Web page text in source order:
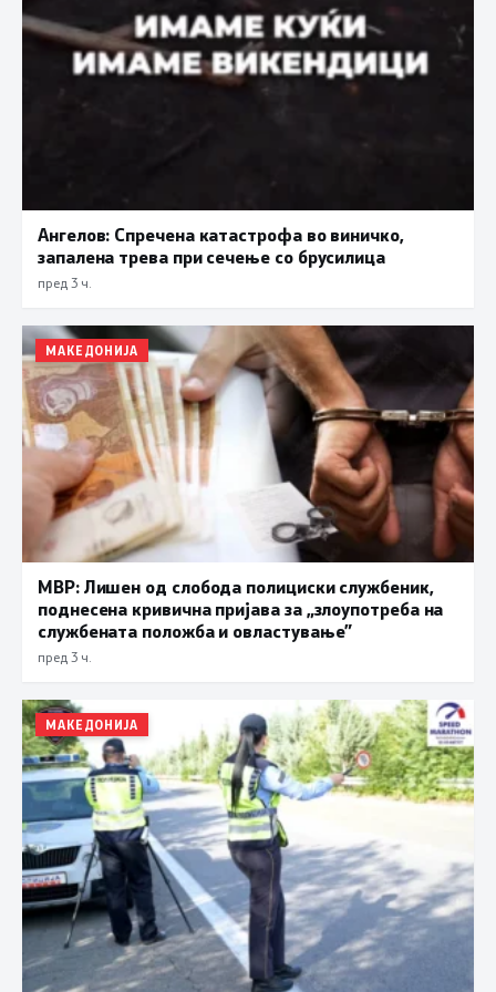
Ангелов: Спречена катастрофа во виничко,
запалена трева при сечење со брусилица
пред 3 ч.
МАКЕДОНИЈА
МВР: Лишен од слобода полициски службеник,
поднесена кривична пријава за „злоупотреба на
службената положба и овластување”
пред 3 ч.
МАКЕДОНИЈА